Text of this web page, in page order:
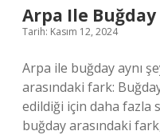
Arpa Ile
Tarih: Kasım 12, 2024
Arpa ile buğday aynı
arasındaki fark:
edildiği için daha fazla
buğday arasındaki